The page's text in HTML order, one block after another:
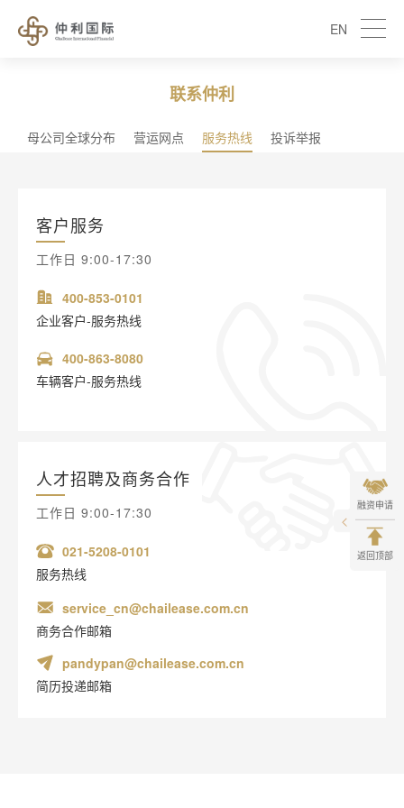
EN
联系仲利
母公司全球分布 营运网点 服务热线 投诉举报
客户服务
工作日 9:00-17:30
400-853-0101
企业客户-服务热线
400-863-8080
车辆客户-服务热线
人才招聘及商务合作
工作日 9:00-17:30
021-5208-0101
服务热线
service_cn@chailease.com.cn
商务合作邮箱
pandypan@chailease.com.cn
简历投递邮箱
融资申请
返回顶部